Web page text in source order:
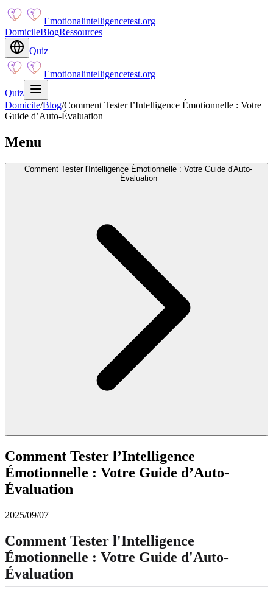
Emotionalintelligencetest.org
DomicileBlogRessources
Quiz
Emotionalintelligencetest.org
Quiz
Domicile/Blog/Comment Tester l’Intelligence Émotionnelle : Votre
Guide d’Auto-Évaluation
Menu
Comment Tester l'Intelligence Émotionnelle : Votre Guide d'Auto-
Évaluation
Comment Tester l’Intelligence
Émotionnelle : Votre Guide d’Auto-
Évaluation
2025/09/07
Comment Tester l'Intelligence
Émotionnelle : Votre Guide d'Auto-
Évaluation